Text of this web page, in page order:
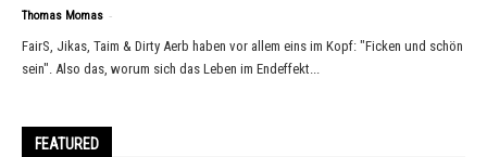
Thomas Momas -
FairS, Jikas, Taim & Dirty Aerb haben vor allem eins im Kopf: "Ficken und schön
sein". Also das, worum sich das Leben im Endeffekt...
FEATURED